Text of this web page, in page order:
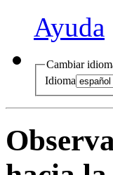
Ayuda
Cambiar
Idioma